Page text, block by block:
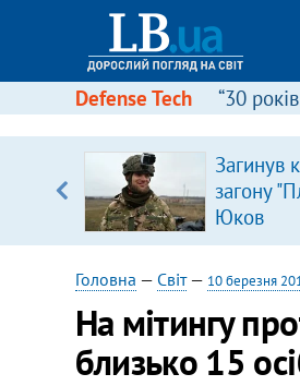
Defense Tech “30
Загинув
загону
Юков
Головна — Світ— 10 березня
На мітингу
близько 15